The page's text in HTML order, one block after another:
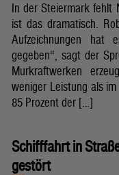
In der Steiermark fehlt
ist das dramatisch.
Aufzeichnungen
gegeben“, sagt der
Murkraftwerken
weniger Leistung als
85 Prozent der […]
Schifffahrt in
gestört